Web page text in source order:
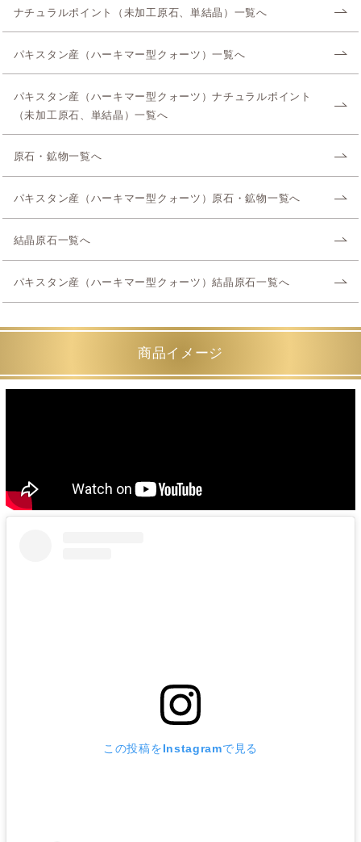
ナチュラルポイント（未加工原石、単結晶）一覧へ
パキスタン産（ハーキマー型クォーツ）一覧へ
パキスタン産（ハーキマー型クォーツ）ナチュラルポイント
（未加工原石、単結晶）一覧へ
原石・鉱物一覧へ
パキスタン産（ハーキマー型クォーツ）原石・鉱物一覧へ
結晶原石一覧へ
パキスタン産（ハーキマー型クォーツ）結晶原石一覧へ
商品イメージ
この投稿をInstagramで見る